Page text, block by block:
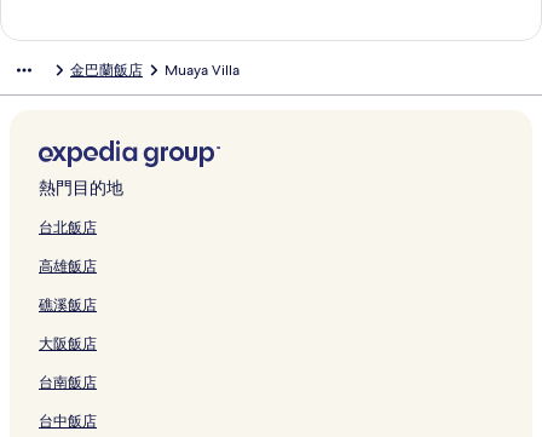
r
B
a
y
的
結
s
p
a
R
e
r
a
t
的
連
y
k
u
l
a
連
a
S
p
a
的
結
連
結
p
i
m
b
a
a
B
a
l
i
連
n
u
t
i
q
e
i
l
l
a
連
的
t
a
n
a
w
t
P
r
i
v
t
l
S
e
m
i
y
k
的
連
結
m
p
s
k
i
B
l
的
連
結
a
e
n
p
a
a
b
y
A
S
O
n
t
a
l
B
l
R
e
s
o
t
n
l
i
的
連
Y
A
B
a
l
的
結
n
r
i
,
A
e
m
o
n
d
o
u
p
S
p
r
n
h
i
l
l
e
B
i
B
r
e
k
r
s
的
連
金巴蘭飯店 Muaya Villa
熱門目的地
台北飯店
高雄飯店
礁溪飯店
大阪飯店
台南飯店
台中飯店